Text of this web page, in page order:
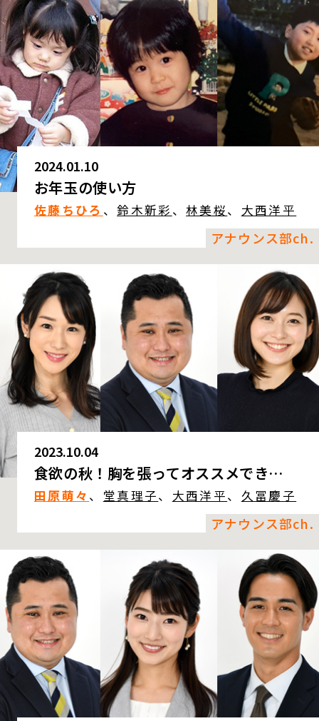
2024.01.10
お年玉の使い方
佐藤ちひろ 、鈴木新彩 、林美桜、 大西洋平
アナウンス部ch.
2023.10.04
食欲の秋！胸を張ってオススメでき…
田原萌々 、 堂真理子、 大西洋平、 久冨慶子
アナウンス部ch.